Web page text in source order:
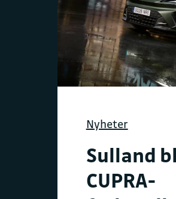
Nyheter
Sulland
CUPRA-